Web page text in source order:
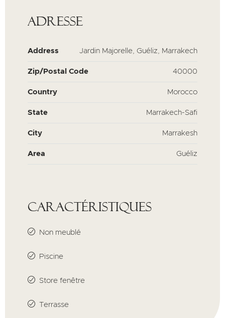
Adresse
Address Jardin Majorelle, Guéliz, Marrakech
Zip/Postal Code 40000
Country Morocco
State Marrakech-Safi
City Marrakesh
Area Guéliz
Caractéristiques
Non meublé
Piscine
Store fenêtre
Terrasse